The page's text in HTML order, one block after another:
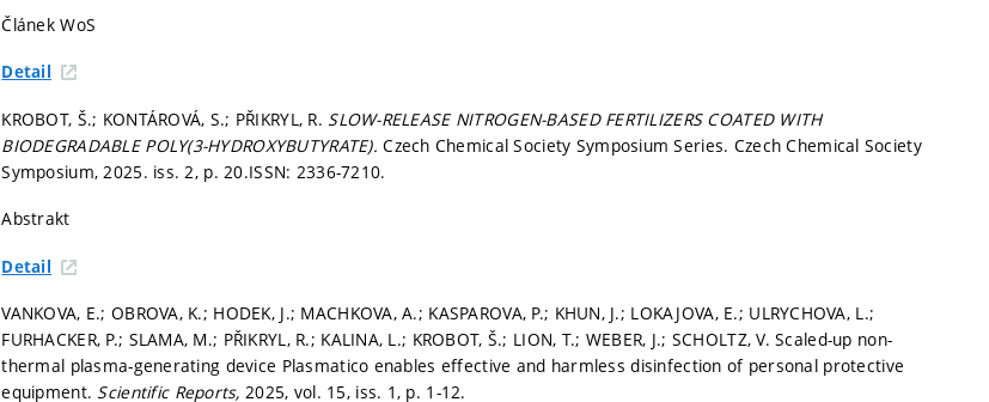
Článek WoS
Detail
KROBOT, Š.; KONTÁROVÁ, S.; PŘIKRYL, R. SLOW-RELEASE NITROGEN-BASED FERTILIZERS COATED WITH
BIODEGRADABLE POLY(3-HYDROXYBUTYRATE).Czech Chemical Society Symposium Series. Czech Chemical Society
Symposium, 2025. iss. 2, p. 20.ISSN: 2336-7210.
Abstrakt
Detail
VANKOVA, E.; OBROVA, K.; HODEK, J.; MACHKOVA, A.; KASPAROVA, P.; KHUN, J.; LOKAJOVA, E.; ULRYCHOVA, L.;
FURHACKER, P.; SLAMA, M.; PŘIKRYL, R.; KALINA, L.; KROBOT, Š.; LION, T.; WEBER, J.; SCHOLTZ, V. Scaled-up non-
thermal plasma-generating device Plasmatico enables effective and harmless disinfection of personal protective
equipment. Scientific Reports,2025, vol. 15, iss. 1, p. 1-12.